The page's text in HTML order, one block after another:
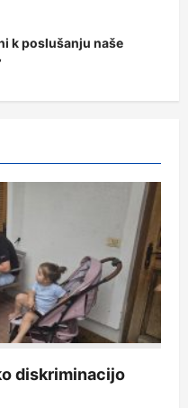
k poslušanju naše
diskriminacijo